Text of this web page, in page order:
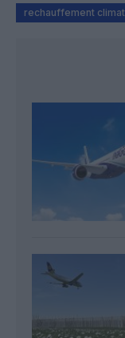
rechauffement